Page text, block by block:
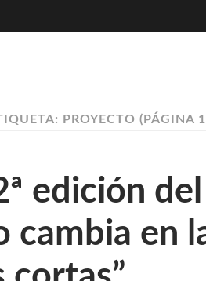
PROYECTO (PÁGINA
edición
cambia en